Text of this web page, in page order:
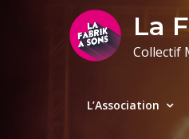
La
Collectif
L’Association